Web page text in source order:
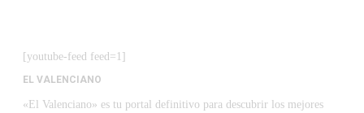
[youtube-feed feed=1]
EL VALENCIANO
«El Valenciano» es tu portal definitivo para descubrir los mejores